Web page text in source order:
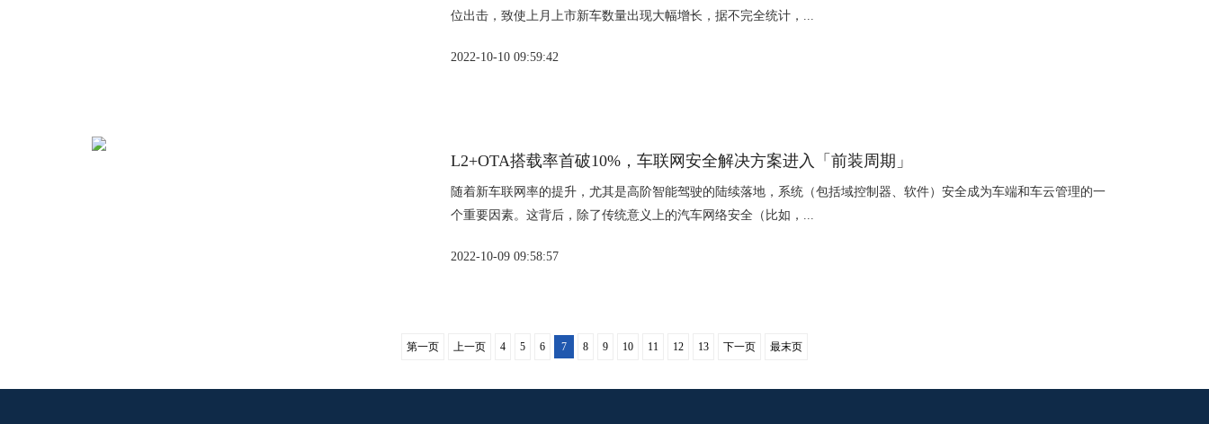
位出击，致使上月上市新车数量出现大幅增长，据不完全统计，...
2022-10-10 09:59:42
L2+OTA搭载率首破10%，车联网安全解决方案进入「前装周期」
随着新车联网率的提升，尤其是高阶智能驾驶的陆续落地，系统（包括域控制器、软件）安全成为车端和车云管理的一
个重要因素。这背后，除了传统意义上的汽车网络安全（比如，...
2022-10-09 09:58:57
第一页 上一页 4 5 6 7 8 9 10 11 12 13 下一页 最末页